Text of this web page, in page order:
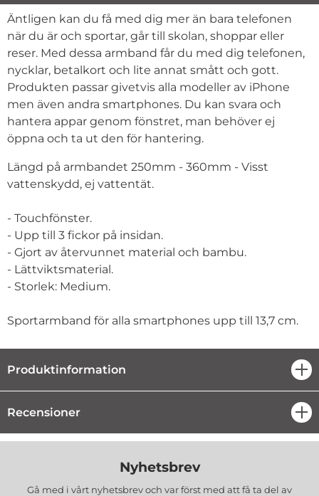
Produktbeskrivning
Äntligen kan du få med dig mer än bara telefonen
när du är och sportar, går till skolan, shoppar eller
reser. Med dessa armband får du med dig telefonen,
nycklar, betalkort och lite annat smått och gott.
Produkten passar givetvis alla modeller av iPhone
men även andra smartphones. Du kan svara och
hantera appar genom fönstret, man behöver ej
öppna och ta ut den för hantering.
Längd på armbandet 250mm - 360mm - Visst
vattenskydd, ej vattentät.
- Touchfönster.
- Upp till 3 fickor på insidan.
- Gjort av återvunnet material och bambu.
- Lättviktsmaterial.
- Storlek: Medium.
Sportarmband för alla smartphones upp till 13,7 cm.
Produktinformation
Recensioner
Nyhetsbrev
Gå med i vårt nyhetsbrev och var först med att få ta del av